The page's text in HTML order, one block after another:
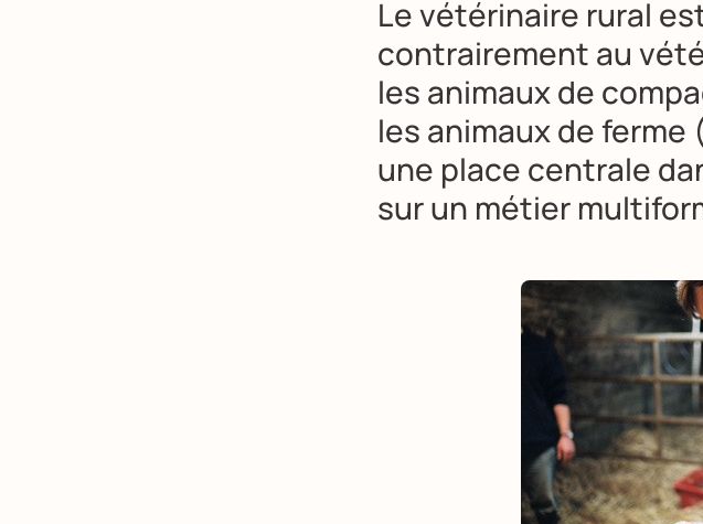
Le vétérinaire rural
contrairement au
les animaux de
les animaux de
une place centrale
sur un métier